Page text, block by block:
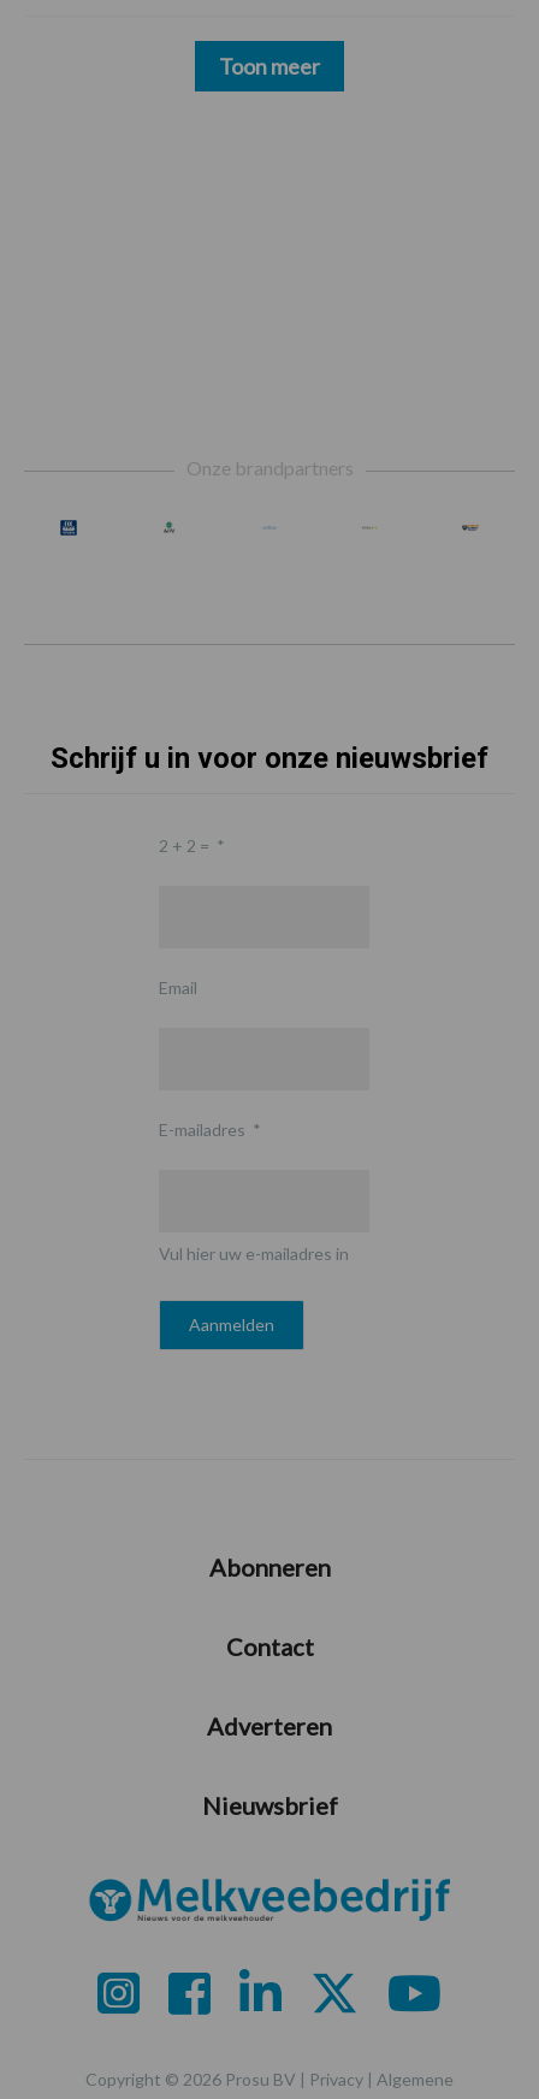
Toon meer
Onze brandpartners
Schrijf u in voor onze nieuwsbrief
2 + 2 = *
Email
E-mailadres *
Vul hier uw e-mailadres in
Abonneren
Contact
Adverteren
Nieuwsbrief
Copyright © 2026 Prosu BV | Privacy | Algemene